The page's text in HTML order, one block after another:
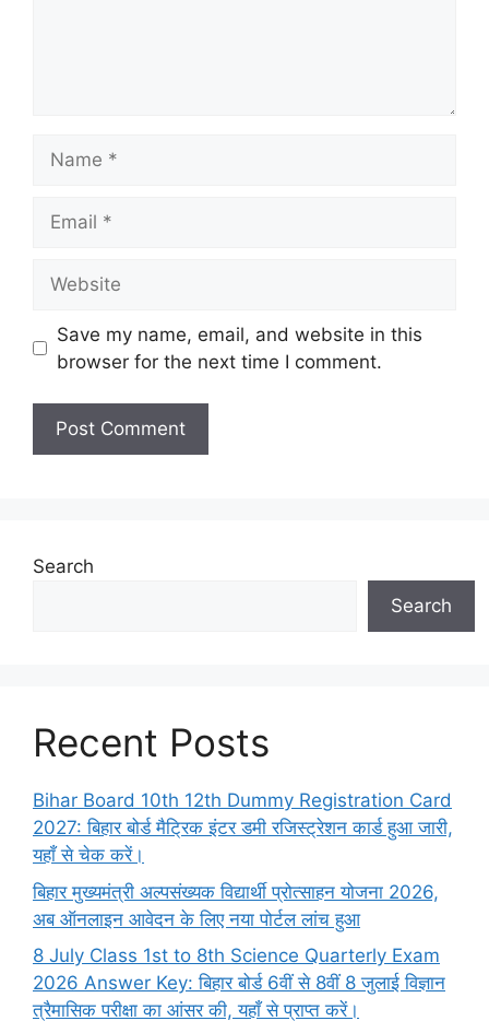
Save my name, email, and website in this
browser for the next time I comment.
Search
Search
Recent Posts
Bihar Board 10th 12th Dummy Registration Card
2027: बिहार बोर्ड मैट्रिक इंटर डमी रजिस्ट्रेशन कार्ड हुआ जारी,
यहाँ से चेक करें।
बिहार मुख्यमंत्री अल्पसंख्यक विद्यार्थी प्रोत्साहन योजना 2026,
अब ऑनलाइन आवेदन के लिए नया पोर्टल लांच हुआ
8 July Class 1st to 8th Science Quarterly Exam
2026 Answer Key: बिहार बोर्ड 6वीं से 8वीं 8 जुलाई विज्ञान
त्रैमासिक परीक्षा का आंसर की, यहाँ से प्राप्त करें।